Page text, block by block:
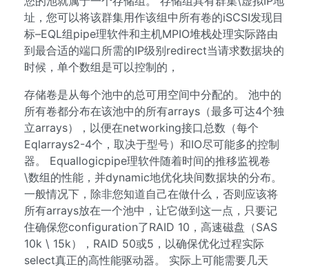
址，您可以将该群集用作该组中所有卷的iSCSI发现目
标–EQL组pipe理软件和主机MPIO堆栈处理实际路由
到最合适的端口所需的IP级别redirect当请求数据块的
时候，单个数组是可以控制的，
存储卷是从每个池中的总可用空间中分配的。 池中的
所有卷都分布在该池中的所有arrays（最多可达4个独
立arrays），以便在networking接口总数（每个
Eqlarrays2-4个，取决于型号）和IO尽可能多的控制
器。 Equallogicpipe理软件随着时间的推移监视卷
\数组的性能，并dynamic地优化块间数据块的分布。
一般情况下，除非您知道自己在做什么，否则应该将
所有arrays放在一个池中，让它做到这一点，只要记
住确保您configuration了RAID 10，高速磁盘（SAS
10k \ 15k），RAID 50或5，以确保优化过程实际
select真正的高性能驱动器。 实际上可能需要几天